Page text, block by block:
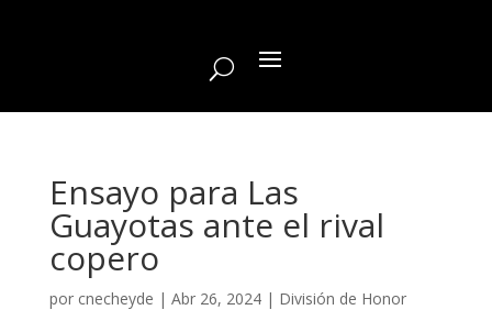
Ensayo para Las
Guayotas ante el rival
copero
por cnecheyde | Abr 26, 2024| División de Honor